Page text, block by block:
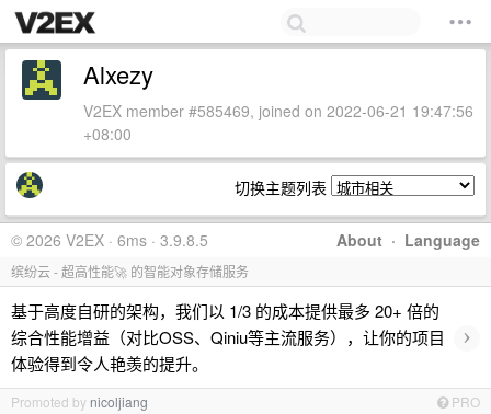
Alxezy
V2EX member #585469, joined on 2022-06-21 19:47:56
+08:00
切换主题列表
About · Language
© 2026 V2EX · 6ms · 3.9.8.5
缤纷云 - 超高性能🚀 的智能对象存储服务
基于高度自研的架构，我们以 1/3 的成本提供最多 20+ 倍的
综合性能增益（对比OSS、Qiniu等主流服务），让你的项目
体验得到令人艳羡的提升。
›
Promoted by nicoljiang PRO